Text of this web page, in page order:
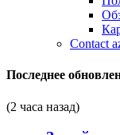
Contact
Последнее
(2 часа назад)